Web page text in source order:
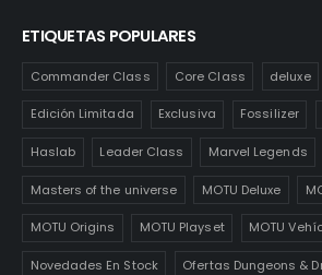
ETIQUETAS POPULARES
Commander Class Core Class deluxe
Edición Limitada Exclusiva Fossilizer
Haslab Leader Class Marvel Legends
Masters of the universe MOTU Deluxe
MOTU Origins MOTU Playset MOTU
Novedades En Stock Ofertas Dungeons &